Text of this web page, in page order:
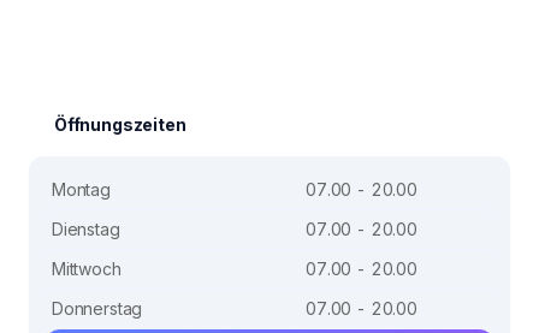
Öffnungszeiten
Montag
07.00 - 20.00
Dienstag
07.00 - 20.00
Mittwoch
07.00 - 20.00
Donnerstag
07.00 - 20.00